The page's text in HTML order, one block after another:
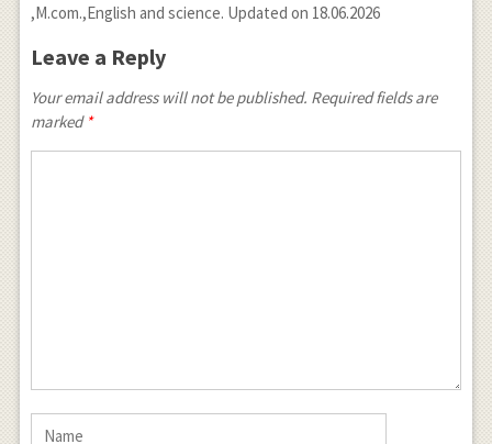
,M.com.,English and science. Updated on 18.06.2026
Leave a Reply
Your email address will not be published. Required fields are
marked *